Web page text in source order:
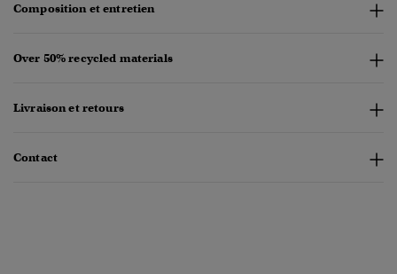
Composition et entretien
Over 50% recycled materials
Livraison et retours
Contact